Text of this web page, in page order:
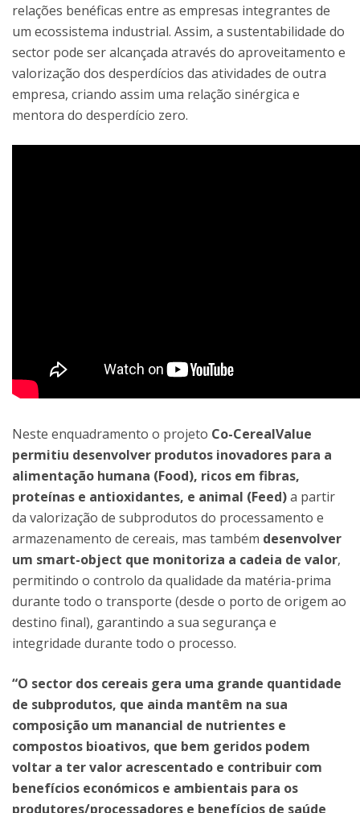
relações benéficas entre as empresas integrantes de
um ecossistema industrial. Assim, a sustentabilidade do
sector pode ser alcançada através do aproveitamento e
valorização dos desperdícios das atividades de outra
empresa, criando assim uma relação sinérgica e
mentora do desperdício zero.
Neste enquadramento o projeto Co-CerealValue
permitiu desenvolver produtos inovadores para a
alimentação humana (Food), ricos em fibras,
proteínas e antioxidantes, e animal (Feed)a partir
da valorização de subprodutos do processamento e
armazenamento de cereais, mas também desenvolver
um smart-object que monitoriza a cadeia de valor,
permitindo o controlo da qualidade da matéria-prima
durante todo o transporte (desde o porto de origem ao
destino final), garantindo a sua segurança e
integridade durante todo o processo.
“O sector dos cereais gera uma grande quantidade
de subprodutos, que ainda mantêm na sua
composição um manancial de nutrientes e
compostos bioativos, que bem geridos podem
voltar a ter valor acrescentado e contribuir com
benefícios económicos e ambientais para os
produtores/processadores e benefícios de saúde